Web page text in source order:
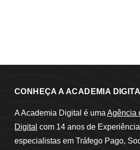
CONHEÇA A ACADEMIA
A Academia Digital é umaAgência
Digital com 14 anos de
especialistas em Tráfego Pago,